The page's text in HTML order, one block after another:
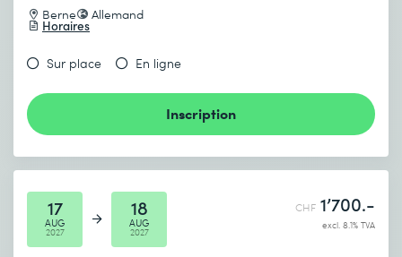
Berne Allemand
Horaires
Sur place En ligne
Inscription
17
AUG
2027
18
AUG
2027
CHF 1’700.-
excl. 8.1% TVA